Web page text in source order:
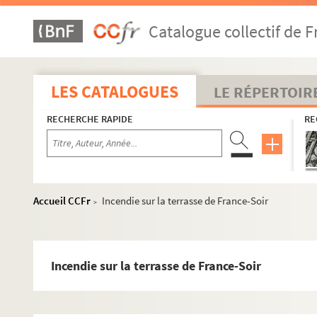
Catalogue collectif de
LES CATALOGUES LE
RECHERCHE RAPIDE
Accueil CCFr >
Incendie sur la terrasse de France-Soir
Incendie sur la terrasse de France-Soir